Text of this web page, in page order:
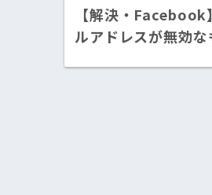
【解決・
ルアドレスが無効な